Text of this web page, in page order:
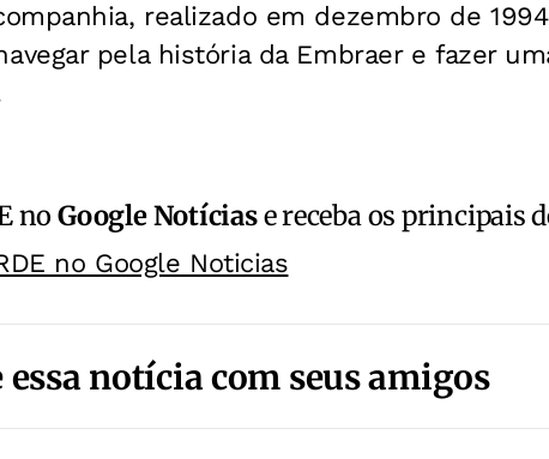
realizado em dezembro de
pela história da Embraer e fazer
noGoogle Notíciase receba os principais
no Google Noticias
notícia com seus amigos